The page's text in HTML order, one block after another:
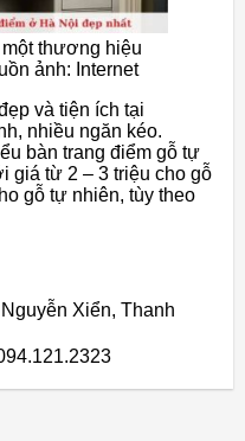
thương hiệu
ảnh: Internet
và tiện ích tại
nhiều ngăn kéo.
bàn trang điểm gỗ tự
giá từ 2 – 3 triệu cho gỗ
gỗ tự nhiên, tùy theo
Xiển, Thanh